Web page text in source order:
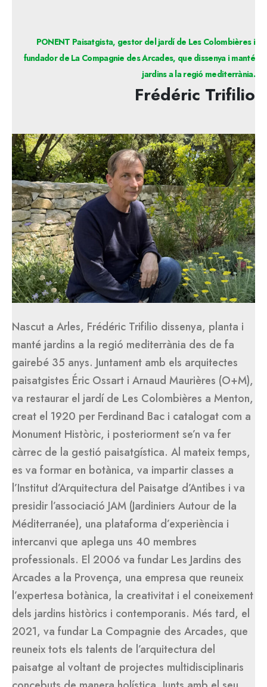
PONENT Paisatgista, gestor del jardí de Les Colombières i
fundador de La Compagnie des Arcades, que dissenya i manté
jardins a la regió mediterrània.
Frédéric Trifilio
Nascut a Arles, Frédéric Trifilio dissenya, planta i
manté jardins a la regió mediterrània des de fa
gairebé 35 anys. Juntament amb els arquitectes
paisatgistes Éric Ossart i Arnaud Maurières (O+M),
va restaurar el jardí de Les Colombières a Menton,
creat el 1920 per Ferdinand Bac i catalogat com a
Monument Històric, i posteriorment se’n va fer
càrrec de la gestió paisatgística. Al mateix temps,
es va formar en botànica, va impartir classes a
l’Institut d’Arquitectura del Paisatge d’Antibes i va
presidir l’associació JAM (Jardiniers Autour de la
Méditerranée), una plataforma d’experiència i
intercanvi que aplega uns 40 membres
professionals. El 2006 va fundar Les Jardins des
Arcades a la Provença, una empresa que reuneix
l’expertesa botànica, la creativitat i el coneixement
dels jardins històrics i contemporanis. Més tard, el
2021, va fundar La Compagnie des Arcades, que
reuneix tots els talents de l’arquitectura del
paisatge al voltant de projectes multidisciplinaris